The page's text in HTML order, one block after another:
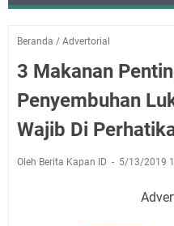
Beranda / Advertorial
3 Makanan
Penyembuhan
Wajib Di
Oleh Berita Kapan ID 5/13/2019